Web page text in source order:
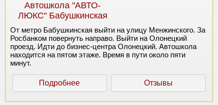
Автошкола "АВТО-
ЛЮКС" Бабушкинская
От метро Бабушкинская выйти на улицу Менжинского. За
Росбанком повернуть направо. Выйти на Олонецкий
проезд. Идти до бизнес-центра Олонецкий. Автошкола
находится на пятом этаже. Время в пути около пяти
минут.
Подробнее Отзывы